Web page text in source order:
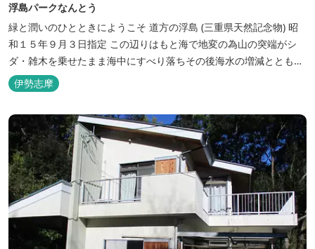
浮島パークなんとう
緑と潤いのひとときにようこそ ​道方の浮島 (三重県天然記念物) 昭
和１５年９月３日指定 この辺りはもと海で地変の為山の突端がシ
ダ・雑木を乗せたまま海中にすべり落ちその後海水の増減とともに
浮き沈みするようになったと伝えられています。 周辺は浮島を廻る
散策路が設けられ、また海岸線が一望できる展望塔へと続く遊歩道
もあり自然と親しむ見どころがあります。 ご家族連れで気軽にご利
用頂け...
伊勢志摩